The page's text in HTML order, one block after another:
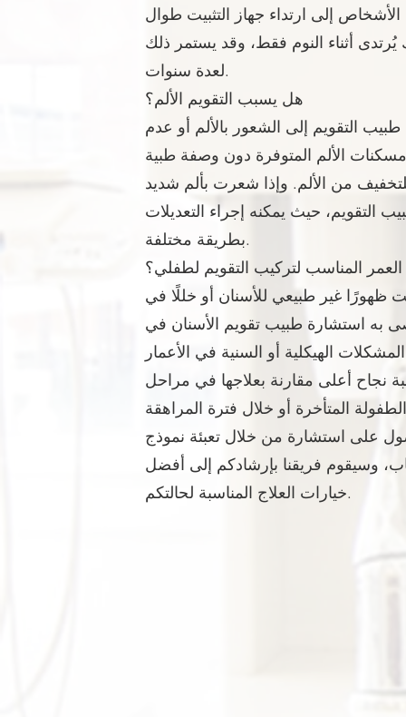
الأشخاص إلى ارتداء جهاز التثبيت طوال
ثم بعد ذلك يُرتدى أثناء النوم فقط، وقد يستمر ذلك
لعدة سنوات.
هل يسبب التقويم الألم؟
التقويم إلى الشعور بالألم أو عدم
الألم المتوفرة دون وصفة طبية
للتخفيف من الألم. وإذا شعرت بألم شديد
التقويم، حيث يمكنه إجراء التعديلات
بطريقة مختلفة.
المناسب لتركيب التقويم لطفلي؟
ظهورًا غير طبيعي للأسنان أو خللًا في
به استشارة طبيب تقويم الأسنان في
الهيكلية أو السنية في الأعمار
نجاح أعلى مقارنة بعلاجها في مراحل
على استشارة من خلال تعبئة نموذج
وسيقوم فريقنا بإرشادكم إلى أفضل
خيارات العلاج المناسبة لحالتكم.